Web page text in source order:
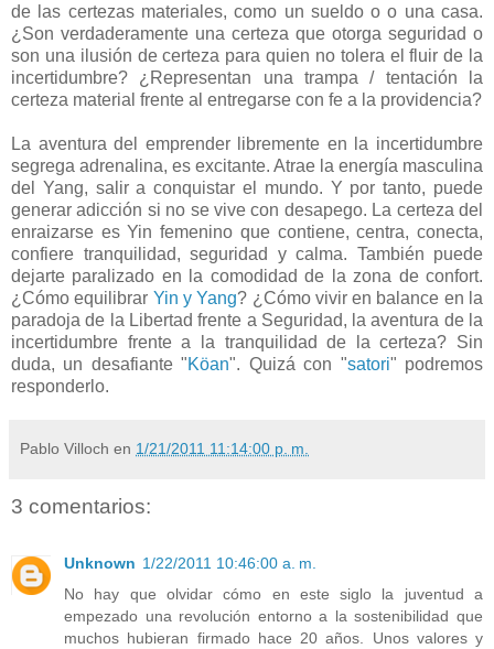
de las certezas materiales, como un sueldo o o una casa.
¿Son verdaderamente una certeza que otorga seguridad o
son una ilusión de certeza para quien no tolera el fluir de la
incertidumbre? ¿Representan una trampa / tentación la
certeza material frente al entregarse con fe a la providencia?
La aventura del emprender libremente en la incertidumbre
segrega adrenalina, es excitante. Atrae la energía masculina
del Yang, salir a conquistar el mundo. Y por tanto, puede
generar adicción si no se vive con desapego. La certeza del
enraizarse es Yin femenino que contiene, centra, conecta,
confiere tranquilidad, seguridad y calma. También puede
dejarte paralizado en la comodidad de la zona de confort.
¿Cómo equilibrar Yin y Yang? ¿Cómo vivir en balance en la
paradoja de la Libertad frente a Seguridad, la aventura de la
incertidumbre frente a la tranquilidad de la certeza? Sin
duda, un desafiante "Köan". Quizá con "satori" podremos
responderlo.
Pablo Villoch en 1/21/2011 11:14:00 p. m.
3 comentarios:
Unknown 1/22/2011 10:46:00 a. m.
No hay que olvidar cómo en este siglo la juventud a
empezado una revolución entorno a la sostenibilidad que
muchos hubieran firmado hace 20 años. Unos valores y